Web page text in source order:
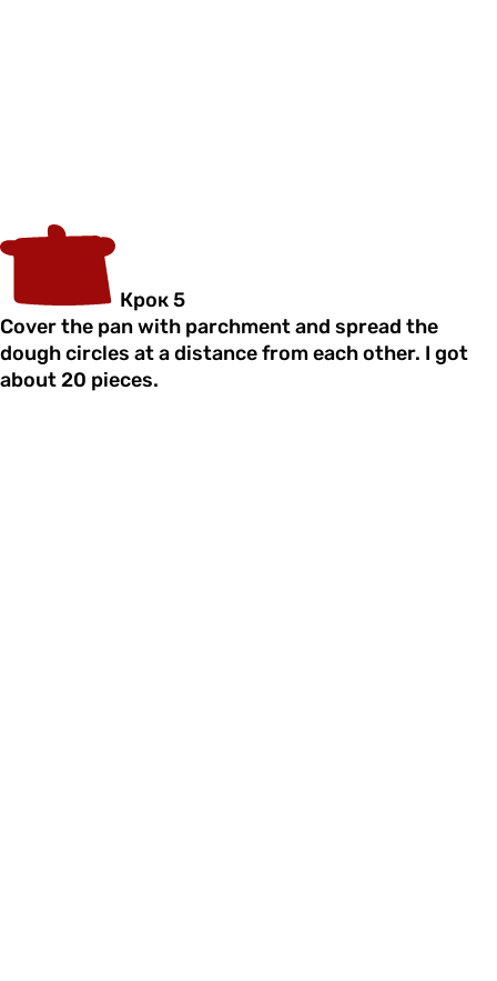
Крок 5
Cover the pan with parchment and spread the
dough circles at a distance from each other. I got
about 20 pieces.